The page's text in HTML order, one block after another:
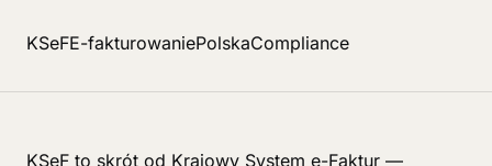
KSeFE-fakturowaniePolskaCompliance
KSeF to skrót od Krajowy System e-Faktur —